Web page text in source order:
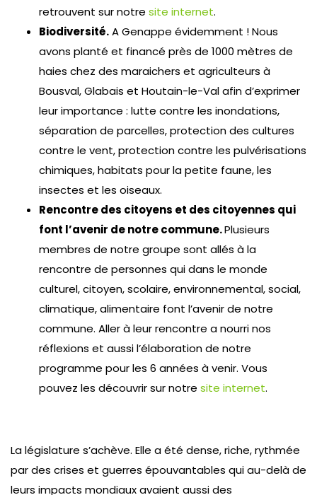
retrouvent sur notre site internet.
Biodiversité.A Genappe évidemment ! Nous
avons planté et financé près de 1000 mètres de
haies chez des maraichers et agriculteurs à
Bousval, Glabais et Houtain-le-Val afin d’exprimer
leur importance : lutte contre les inondations,
séparation de parcelles, protection des cultures
contre le vent, protection contre les pulvérisations
chimiques, habitats pour la petite faune, les
insectes et les oiseaux.
Rencontre des citoyens et des citoyennes qui
font l’avenir de notre commune.Plusieurs
membres de notre groupe sont allés à la
rencontre de personnes qui dans le monde
culturel, citoyen, scolaire, environnemental, social,
climatique, alimentaire font l’avenir de notre
commune. Aller à leur rencontre a nourri nos
réflexions et aussi l’élaboration de notre
programme pour les 6 années à venir. Vous
pouvez les découvrir sur notre site internet.
La législature s’achève. Elle a été dense, riche, rythmée
par des crises et guerres épouvantables qui au-delà de
leurs impacts mondiaux avaient aussi des